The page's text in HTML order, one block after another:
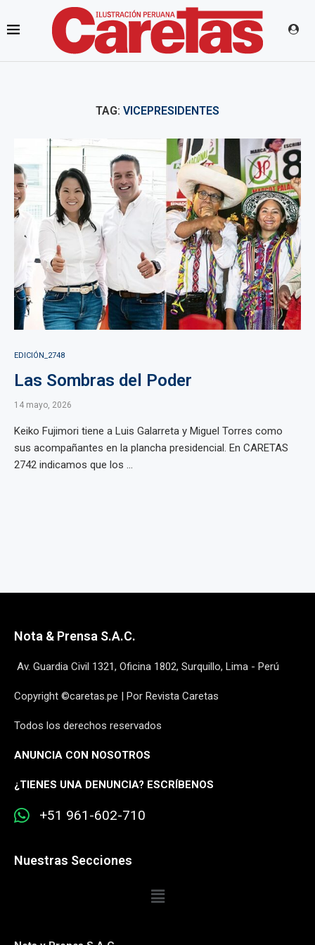
TAG: VICEPRESIDENTES
EDICIÓN_2748
Las Sombras del Poder
14 mayo, 2026
Keiko Fujimori tiene a Luis Galarreta y Miguel Torres como
sus acompañantes en la plancha presidencial. En CARETAS
2742 indicamos que los ...
Nota & Prensa S.A.C.
Av. Guardia Civil 1321, Oficina 1802, Surquillo, Lima - Perú
Copyright ©caretas.pe | Por Revista Caretas
Todos los derechos reservados
ANUNCIA CON NOSOTROS
¿TIENES UNA DENUNCIA? ESCRÍBENOS
+51 961-602-710
Nuestras Secciones